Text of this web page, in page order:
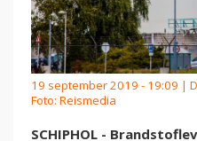
19 september 2019 - 19:09 |
Foto: Reismedia
SCHIPHOL -